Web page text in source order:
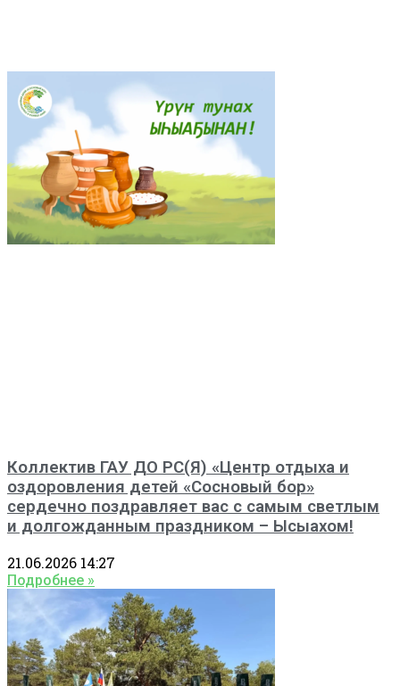
Коллектив ГАУ ДО РС(Я) «Центр отдыха и
оздоровления детей «Сосновый бор»
сердечно поздравляет вас с самым светлым
и долгожданным праздником – Ысыахом!
21.06.2026 14:27
Подробнее »